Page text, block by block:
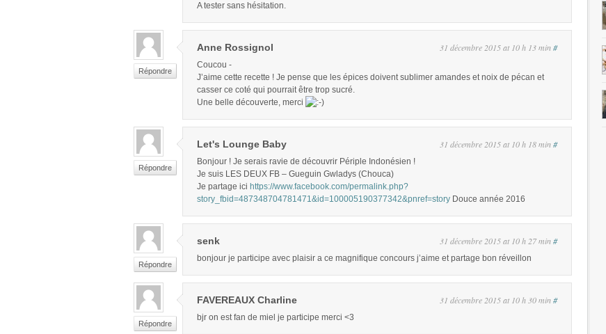
A tester sans hésitation.
Répondre
Anne Rossignol 31 décembre 2015 at 10 h 13 min #
Coucou -
J’aime cette recette ! Je pense que les épices doivent sublimer amandes et noix de pécan et
casser ce coté qui pourrait être trop sucré.
Une belle découverte, merci
Répondre
Let's Lounge Baby 31 décembre 2015 at 10 h 18 min #
Bonjour ! Je serais ravie de découvrir Périple Indonésien !
Je suis LES DEUX FB – Gueguin Gwladys (Chouca)
Je partage ici https://www.facebook.com/permalink.php?
story_fbid=487348704781471&id=100005190377342&pnref=story Douce année 2016
Répondre
senk 31 décembre 2015 at 10 h 27 min #
bonjour je participe avec plaisir a ce magnifique concours j’aime et partage bon réveillon
Répondre
FAVEREAUX Charline 31 décembre 2015 at 10 h 30 min #
bjr on est fan de miel je participe merci <3